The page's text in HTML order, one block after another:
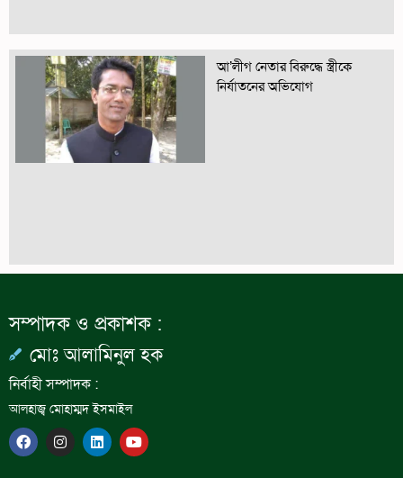
আ’লীগ নেতার বিরুদ্ধে স্ত্রীকে
নির্যাতনের অভিযোগ
সম্পাদক ও প্রকাশক :
মোঃ আলামিনুল হক
নির্বাহী সম্পাদক :
আলহাজ্ব মোহাম্মদ ইসমাইল
F
a
c
I
n
s
L
i
n
Y
o
u